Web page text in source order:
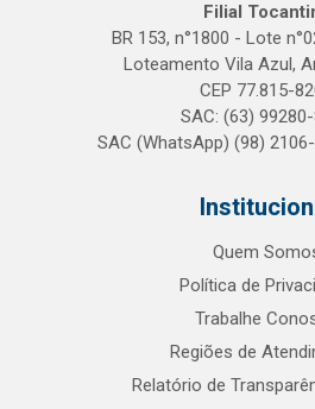
Filial
BR 153, n°1800 - Lote
Loteamento Vila Azul,
CEP 77.815-
SAC: (63)
SAC (WhatsApp) (98)
Quem
Política de
Trabalhe
Regiões de
Relatório de